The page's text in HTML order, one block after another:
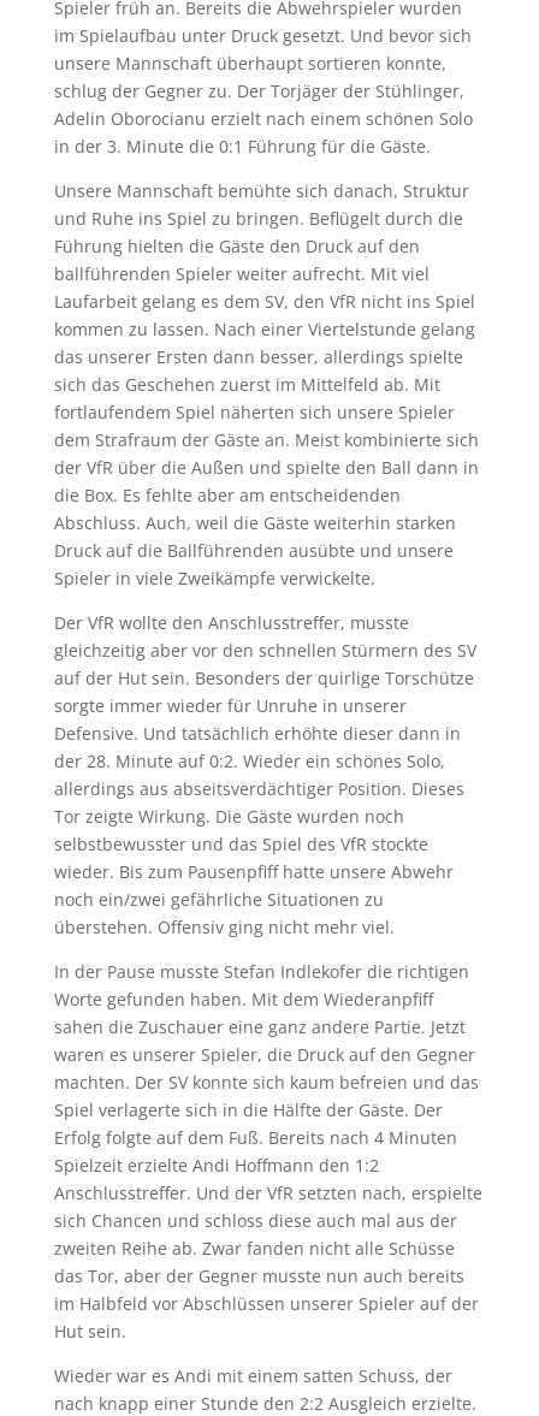
Spieler früh an. Bereits die Abwehrspieler wurden
im Spielaufbau unter Druck gesetzt. Und bevor sich
unsere Mannschaft überhaupt sortieren konnte,
schlug der Gegner zu. Der Torjäger der Stühlinger,
Adelin Oborocianu erzielt nach einem schönen Solo
in der 3. Minute die 0:1 Führung für die Gäste.
Unsere Mannschaft bemühte sich danach, Struktur
und Ruhe ins Spiel zu bringen. Beflügelt durch die
Führung hielten die Gäste den Druck auf den
ballführenden Spieler weiter aufrecht. Mit viel
Laufarbeit gelang es dem SV, den VfR nicht ins Spiel
kommen zu lassen. Nach einer Viertelstunde gelang
das unserer Ersten dann besser, allerdings spielte
sich das Geschehen zuerst im Mittelfeld ab. Mit
fortlaufendem Spiel näherten sich unsere Spieler
dem Strafraum der Gäste an. Meist kombinierte sich
der VfR über die Außen und spielte den Ball dann in
die Box. Es fehlte aber am entscheidenden
Abschluss. Auch, weil die Gäste weiterhin starken
Druck auf die Ballführenden ausübte und unsere
Spieler in viele Zweikämpfe verwickelte.
Der VfR wollte den Anschlusstreffer, musste
gleichzeitig aber vor den schnellen Stürmern des SV
auf der Hut sein. Besonders der quirlige Torschütze
sorgte immer wieder für Unruhe in unserer
Defensive. Und tatsächlich erhöhte dieser dann in
der 28. Minute auf 0:2. Wieder ein schönes Solo,
allerdings aus abseitsverdächtiger Position. Dieses
Tor zeigte Wirkung. Die Gäste wurden noch
selbstbewusster und das Spiel des VfR stockte
wieder. Bis zum Pausenpfiff hatte unsere Abwehr
noch ein/zwei gefährliche Situationen zu
überstehen. Offensiv ging nicht mehr viel.
In der Pause musste Stefan Indlekofer die richtigen
Worte gefunden haben. Mit dem Wiederanpfiff
sahen die Zuschauer eine ganz andere Partie. Jetzt
waren es unserer Spieler, die Druck auf den Gegner
machten. Der SV konnte sich kaum befreien und das
Spiel verlagerte sich in die Hälfte der Gäste. Der
Erfolg folgte auf dem Fuß. Bereits nach 4 Minuten
Spielzeit erzielte Andi Hoffmann den 1:2
Anschlusstreffer. Und der VfR setzten nach, erspielte
sich Chancen und schloss diese auch mal aus der
zweiten Reihe ab. Zwar fanden nicht alle Schüsse
das Tor, aber der Gegner musste nun auch bereits
im Halbfeld vor Abschlüssen unserer Spieler auf der
Hut sein.
Wieder war es Andi mit einem satten Schuss, der
nach knapp einer Stunde den 2:2 Ausgleich erzielte.